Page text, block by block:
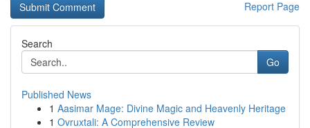
Report Page
Search
Go
Published News
1 Aasimar Mage: Divine Magic and Heavenly Heritage
1 Ovruxtali: A Comprehensive Review